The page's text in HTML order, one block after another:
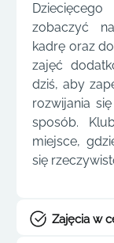
zobaczyć
kadrę oraz
zajęć
dziś, aby
rozwijania
sposób.
miejsce,
się
Zajęcia w